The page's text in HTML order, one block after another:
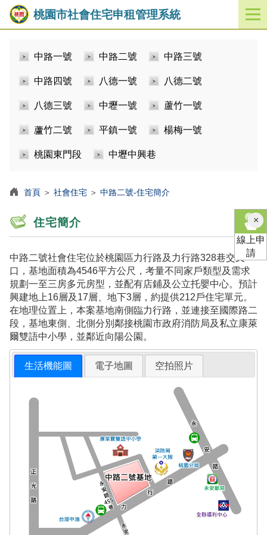
桃園市社會住宅申租管理系統
開
啟
中路一號 中路二號 中路三號
中路四號 八德一號 八德二號
八德三號 中壢一號 蘆竹一號
蘆竹二號 平鎮一號 楊梅一號
桃園東門段 中壢中興巷
首頁 ＞ 社會住宅 ＞ 中路二號-住宅簡介
住宅簡介
中路二號社會住宅位於桃園區力行路及力行路328巷交叉
口，基地面積為4546平方公尺，考量不同家戶類型及需求
規劃一至三房多元房型，並配有店鋪及公立托嬰中心。預計
興建地上16層及17層、地下3層，約提供212戶住宅單元。
在地理位置上，本案基地南側臨力行路，並連接至國際路二
段，基地東側、北側分別鄰接桃園市政府消防局及私立康萊
爾雙語中小學，並鄰近向陽公園。
生活機能圖 電子地圖 空拍照片
×關
閉
線上申
請